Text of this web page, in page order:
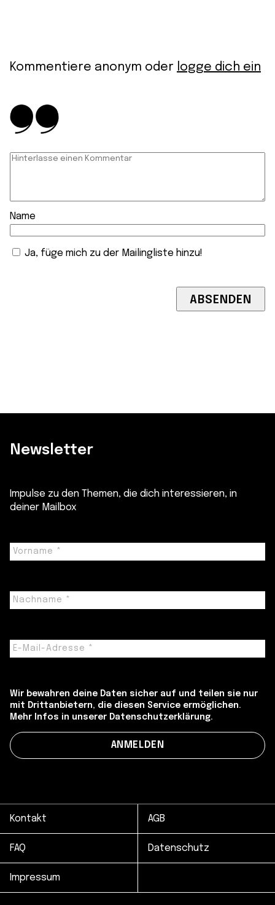
Kommentiere anonym oder logge dich ein
Name
Ja, füge mich zu der Mailingliste hinzu!
Newsletter
Impulse zu den Themen, die dich interessieren, in
deiner Mailbox
Wir bewahren deine Daten sicher auf und teilen sie nur
mit Drittanbietern, die diesen Service ermöglichen.
Mehr Infos in unserer Datenschutzerklärung.
Kontakt AGB
FAQ Datenschutz
Impressum